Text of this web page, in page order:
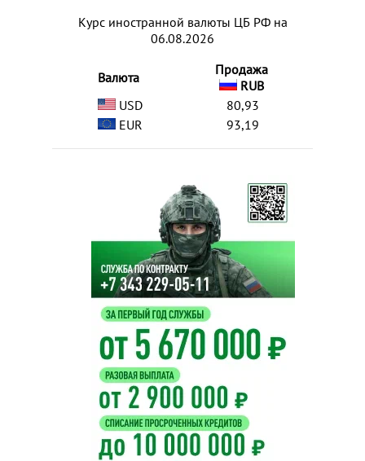
Курс иностранной валюты ЦБ РФ на
06.08.2026
Валюта
Продажа
RUB
USD
80,93
EUR
93,19